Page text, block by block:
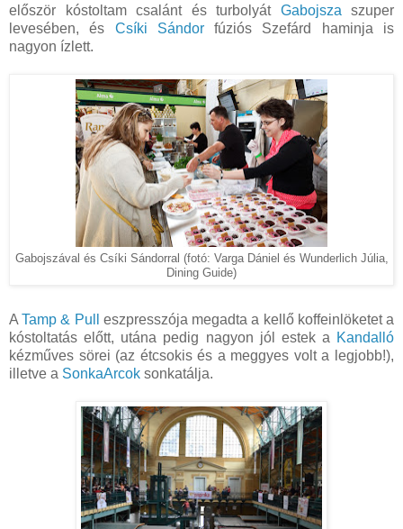
először kóstoltam csalánt és turbolyát Gabojsza szuper
levesében, és Csíki Sándorfúziós Szefárd haminja is
nagyon ízlett.
Gabojszával és Csíki Sándorral (fotó: Varga Dániel és Wunderlich Júlia,
Dining Guide)
ATamp & Pull
eszpresszója megadta a kellő koffeinlöketet a
kóstoltatás előtt, utána pedig nagyon jól estek a Kandalló
kézműves sörei (az étcsokis és a meggyes volt a legjobb!),
illetve a SonkaArcok sonkatálja.